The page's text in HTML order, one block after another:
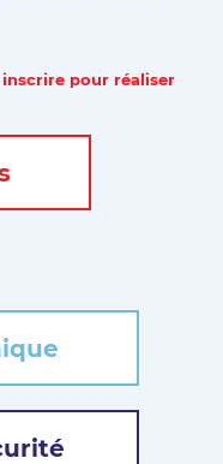
pour réaliser